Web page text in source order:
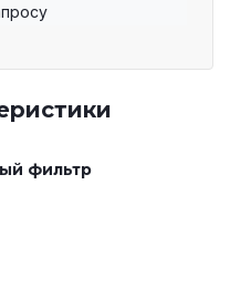
фильтр